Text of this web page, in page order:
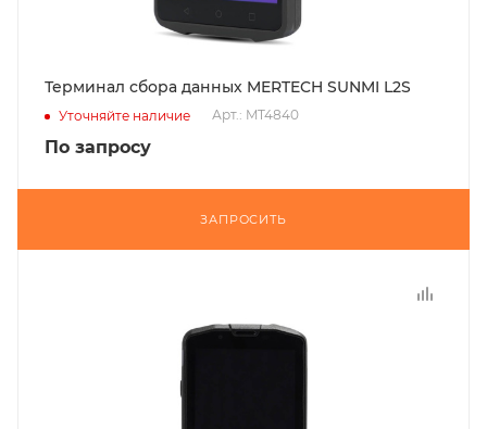
Терминал сбора данных MERTECH SUNMI L2S
Уточняйте наличие Арт.: MT4840
По запросу
ЗАПРОСИТЬ